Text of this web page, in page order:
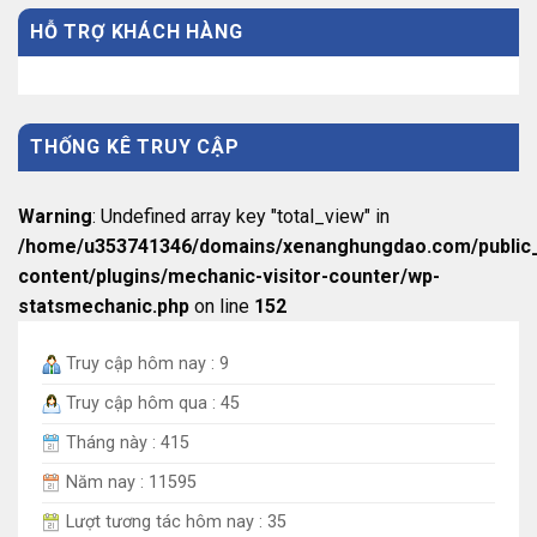
HỖ TRỢ KHÁCH HÀNG
THỐNG KÊ TRUY CẬP
Warning: Undefined array key "total_view" in
/home/u353741346/domains/xenanghungdao.com/
content/plugins/mechanic-visitor-counter/wp-
statsmechanic.php on line 152
Truy cập hôm nay : 9
Truy cập hôm qua : 45
Tháng này : 415
Năm nay : 11595
Lượt tương tác hôm nay : 35